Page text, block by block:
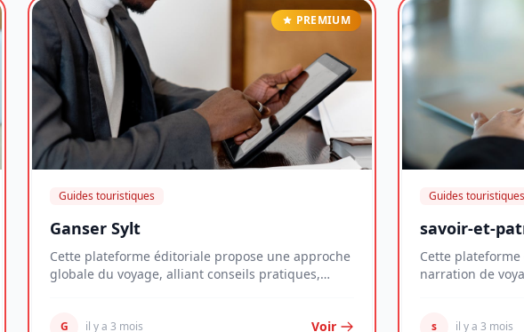
PREMIUM
Guides touristiques
Ganser Sylt
Cette plateforme éditoriale propose une approche
globale du voyage, alliant conseils pratiques,
G il y a 3 mois Voir
Guides touristiques
savoir-et-
Cette
narration de
s il y a 3 mois